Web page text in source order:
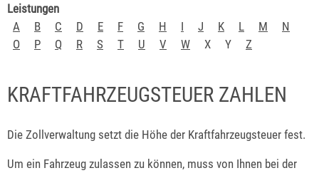
Leistungen
A
B C D E F G H I J K L M
N
O
P Q R S T U V W X Y Z
KRAFTFAHRZEUGSTEUER ZAHLEN
Die Zollverwaltung setzt die Höhe der Kraftfahrzeugsteuer fest.
Um ein Fahrzeug zulassen zu können, muss von Ihnen bei der